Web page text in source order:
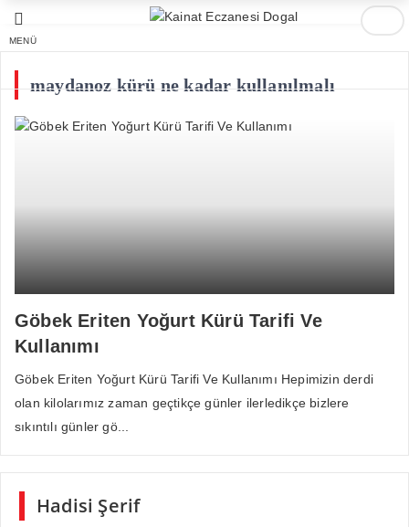
MENÜ
maydanoz kürü ne kadar kullanılmalı
Göbek Eriten Yoğurt Kürü Tarifi Ve
Kullanımı
Göbek Eriten Yoğurt Kürü Tarifi Ve Kullanımı Hepimizin derdi
olan kilolarımız zaman geçtikçe günler ilerledikçe bizlere
sıkıntılı günler gö...
Hadisi Şerif